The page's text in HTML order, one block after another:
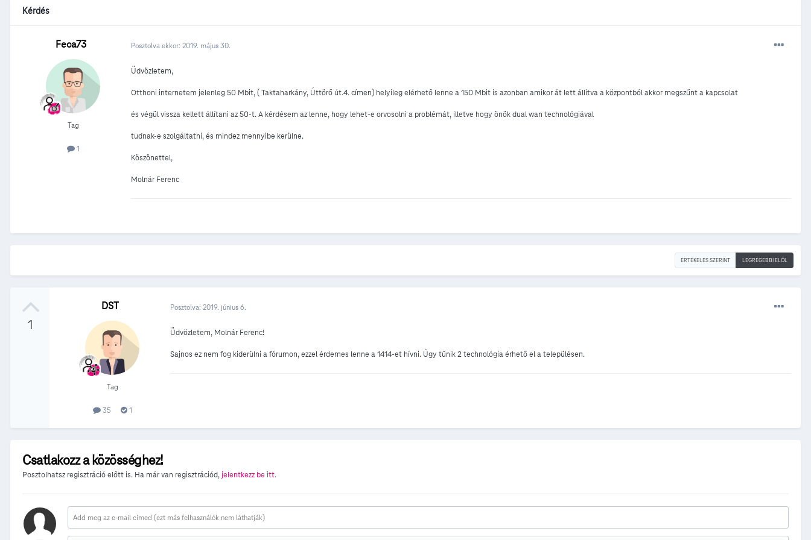
Kérdés
Feca73
Tag
1
Posztolva ekkor: 2019. május 30.
Üdvözletem,
Otthoni internetem jelenleg 50 Mbit, ( Taktaharkány, Úttörő út.4. címen) helyileg elérhető lenne a 150 Mbit is azonban amikor át lett állítva a központból akkor megszűnt a kapcsolat
és végül vissza kellett állítani az 50-t. A kérdésem az lenne, hogy lehet-e orvosolni a problémát, illetve hogy önök dual wan technológiával
tudnak-e szolgáltatni, és mindez mennyibe kerülne.
Köszönettel,
Molnár Ferenc
ÉRTÉKELÉS SZERINT LEGRÉGEBBI ELÖL
1
DST
Tag
35 1
Posztolva: 2019. június 6.
Üdvözletem, Molnár Ferenc!
Sajnos ez nem fog kiderülni a fórumon, ezzel érdemes lenne a 1414-et hívni. Úgy tűnik 2 technológia érhető el a településen.
Csatlakozz a közösséghez!
Posztolhatsz regisztráció előtt is. Ha már van regisztrációd,jelentkezz be itt.